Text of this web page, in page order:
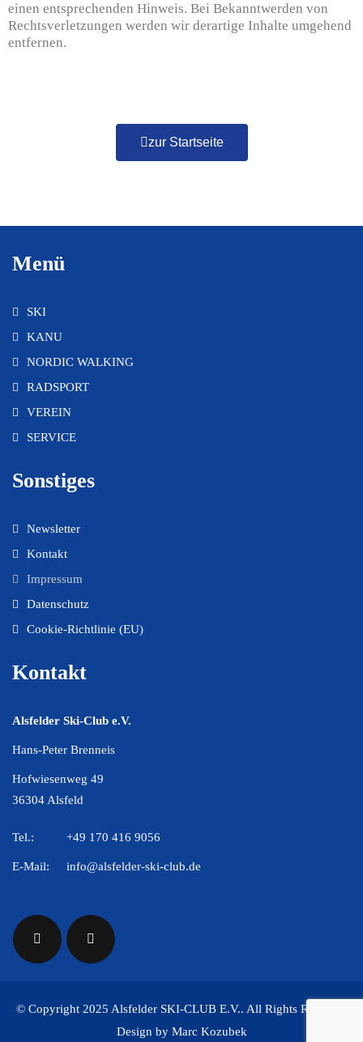
einen entsprechenden Hinweis. Bei Bekanntwerden von
Rechtsverletzungen werden wir derartige Inhalte umgehend
entfernen.
zur Startseite
Menü
SKI
KANU
NORDIC WALKING
RADSPORT
VEREIN
SERVICE
Sonstiges
Newsletter
Kontakt
Impressum
Datenschutz
Cookie-Richtlinie (EU)
Kontakt
Alsfelder Ski-Club e.V.
Hans-Peter Brenneis
Hofwiesenweg 49
36304 Alsfeld
Tel.: +49 170 416 9056
E-Mail: info@alsfelder-ski-club.de
© Copyright 2025 Alsfelder SKI-CLUB E.V.. All Rights Reserved
Design by Marc Kozubek